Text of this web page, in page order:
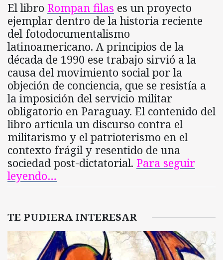
El libro Rompan filas es un proyecto
ejemplar dentro de la historia reciente
del fotodocumentalismo
latinoamericano. A principios de la
década de 1990 ese trabajo sirvió a la
causa del movimiento social por la
objeción de conciencia, que se resistía a
la imposición del servicio militar
obligatorio en Paraguay. El contenido del
libro articula un discurso contra el
militarismo y el patrioterismo en el
contexto frágil y resentido de una
sociedad post-dictatorial. Para seguir
leyendo…
TE PUDIERA INTERESAR